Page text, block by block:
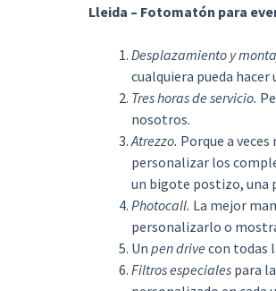
Lleida – Fotomatón para
Desplazamiento y
cualquiera pueda
Tres horas de servicio.
nosotros.
Atrezzo. Porque a
personalizar los
un bigote postizo, una
Photocall. La mejor
personalizarlo o
Un pen drive con todas
Filtros especialespara